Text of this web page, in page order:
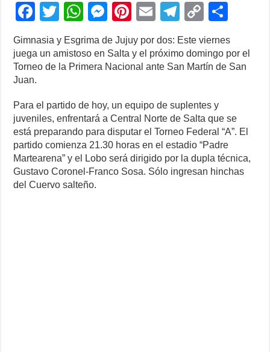
F
c
e
b
o
o
k
T
wi
tt
er
W
h
at
s
p
p
M
e
ss
e
g
er
Pi
er
e
E
m
ail
T
el
e
gr
m
C
o
p
y
n
k
ar
e
Gimnasia y Esgrima de Jujuy por dos: Este viernes
juega un amistoso en Salta y el próximo domingo por el
Torneo de la Primera Nacional ante San Martín de San
Juan.
Para el partido de hoy, un equipo de suplentes y
juveniles, enfrentará a Central Norte de Salta que se
está preparando para disputar el Torneo Federal “A”. El
partido comienza 21.30 horas en el estadio “Padre
Martearena” y el Lobo será dirigido por la dupla técnica,
Gustavo Coronel-Franco Sosa. Sólo ingresan hinchas
del Cuervo salteño.